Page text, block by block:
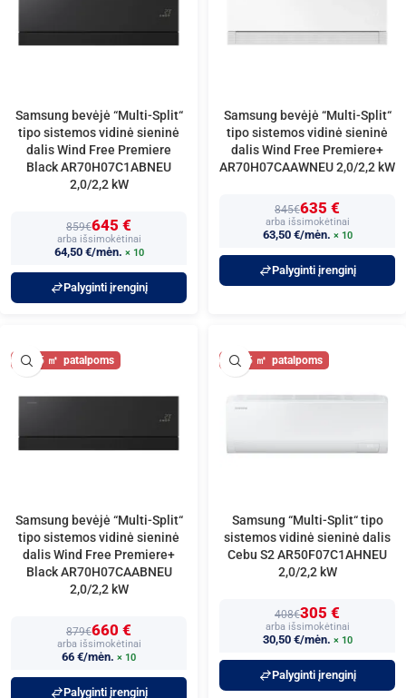
Samsung bevėjė “Multi-Split“
tipo sistemos vidinė sieninė
dalis Wind Free Premiere
Black AR70H07C1ABNEU
2,0/2,2 kW
859€645 €
arba išsimokėtinai
64,50 €/mėn. × 10
Palyginti įrenginį
Samsung bevėjė “Multi-Split“
tipo sistemos vidinė sieninė
dalis Wind Free Premiere+
AR70H07CAAWNEU 2,0/2,2 kW
845€635 €
arba išsimokėtinai
63,50 €/mėn. × 10
Palyginti įrenginį
25
Samsung bevėjė “Multi-Split“
tipo sistemos vidinė sieninė
dalis Wind Free Premiere+
Black AR70H07CAABNEU
2,0/2,2 kW
879€660 €
arba išsimokėtinai
66 €/mėn. × 10
Palyginti įrenginį
25
Samsung “Multi-Split“ tipo
sistemos vidinė sieninė dalis
Cebu S2 AR50F07C1AHNEU
2,0/2,2 kW
408€305 €
arba išsimokėtinai
30,50 €/mėn. × 10
Palyginti įrenginį